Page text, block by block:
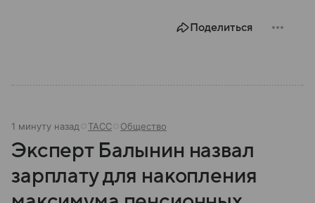
Поделиться
1 минуту назад ТАСС Общество
Эксперт Балынин назвал
зарплату для накопления